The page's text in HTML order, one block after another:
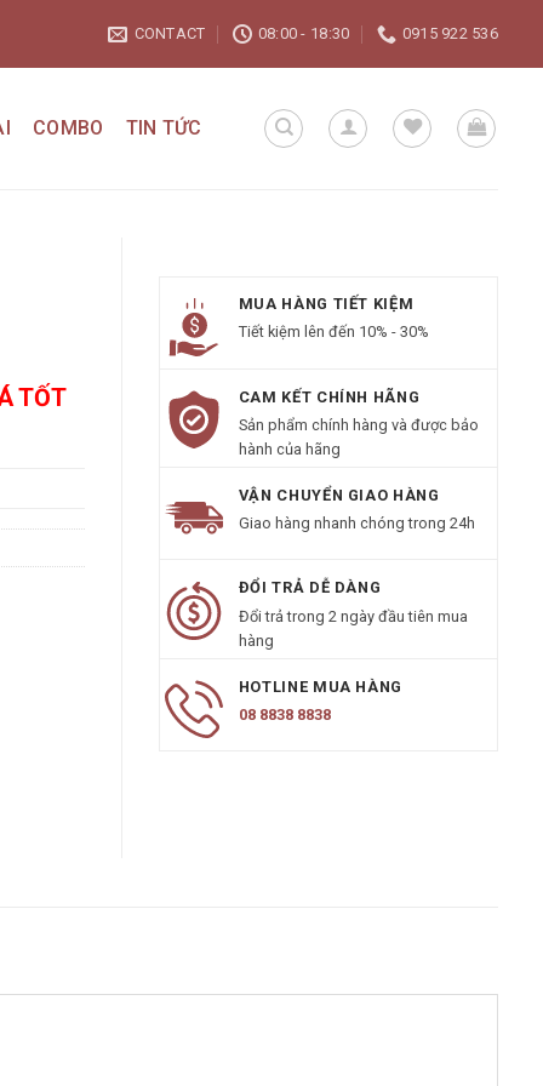
CONTACT 08:00 - 18:30 0915 922 536
COMBO TIN TỨC
TỐT
MUA HÀNG TIẾT KIỆM
Tiết kiệm lên đến 10% - 30%
CAM KẾT CHÍNH HÃNG
Sản phẩm chính hàng và được bảo
hành của hãng
VẬN CHUYỂN GIAO HÀNG
Giao hàng nhanh chóng trong 24h
ĐỔI TRẢ DỄ DÀNG
Đổi trả trong 2 ngày đầu tiên mua
hàng
HOTLINE MUA HÀNG
08 8838 8838